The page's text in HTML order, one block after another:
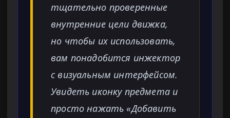
тщательно проверенные
внутренние цели движка,
но чтобы их использовать,
вам понадобится инжектор
с визуальным интерфейсом.
Увидеть иконку предмета и
просто нажать «Добавить